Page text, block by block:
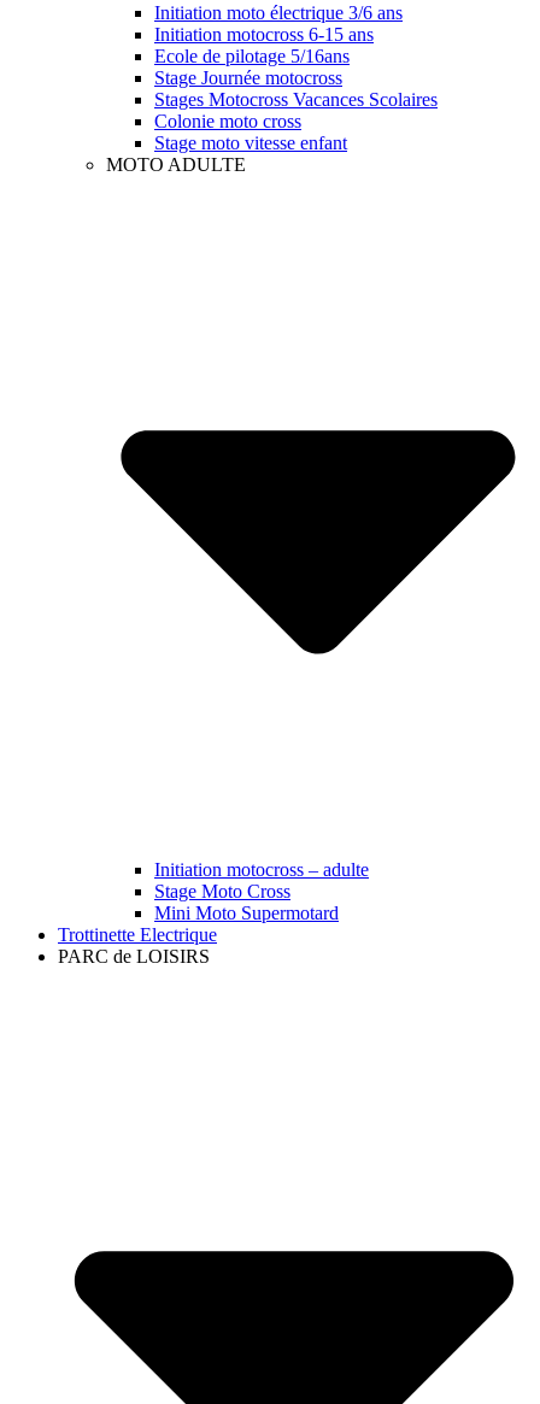
Initiation moto électrique 3/6 ans
Initiation motocross 6-15 ans
Ecole de pilotage 5/16ans
Stage Journée motocross
Stages Motocross Vacances Scolaires
Colonie moto cross
Stage moto vitesse enfant
MOTO ADULTE
Initiation motocross – adulte
Stage Moto Cross
Mini Moto Supermotard
Trottinette Electrique
PARC de LOISIRS